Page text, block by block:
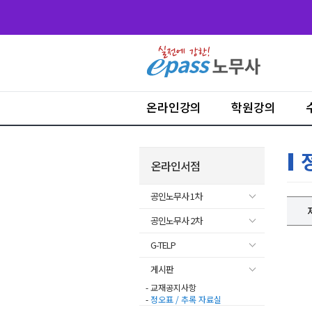
온라인강의 학원강의
온라인서점
공인노무사 1차
공인노무사 2차
G-TELP
게시판
- 교재공지사항
- 정오표 / 추록 자료실